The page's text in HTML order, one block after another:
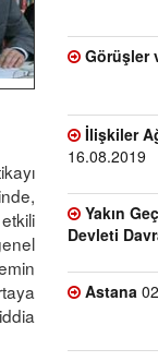
Görüşler
İlişkiler
16.08.2019
Yakın
Devleti
Astana